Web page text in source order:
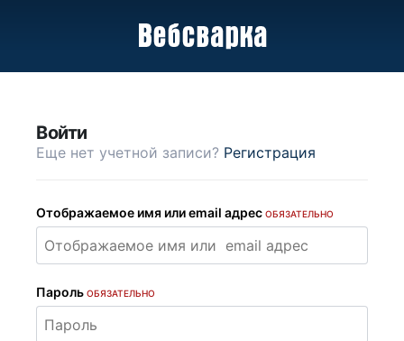
Войти
Еще нет учетной записи? Регистрация
Отображаемое имя или email адрес ОБЯЗАТЕЛЬНО
Пароль ОБЯЗАТЕЛЬНО